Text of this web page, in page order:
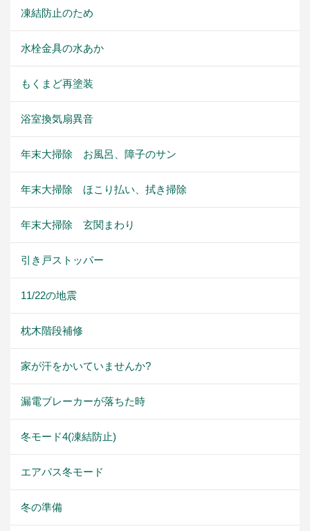
凍結防止のため
水栓金具の水あか
もくまど再塗装
浴室換気扇異音
年末大掃除 お風呂、障子のサン
年末大掃除 ほこり払い、拭き掃除
年末大掃除 玄関まわり
引き戸ストッパー
11/22の地震
枕木階段補修
家が汗をかいていませんか?
漏電ブレーカーが落ちた時
冬モード4(凍結防止)
エアパス冬モード
冬の準備